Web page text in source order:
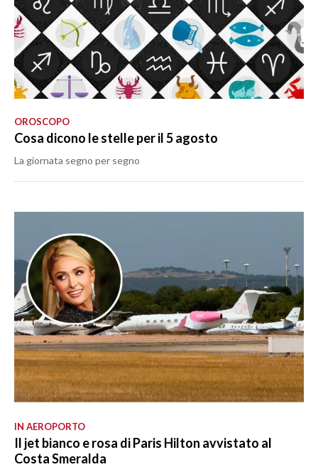
OROSCOPO
Cosa dicono le stelle per il 5 agosto
La giornata segno per segno
IN AEROPORTO
Il jet bianco e rosa di Paris Hilton avvistato al
Costa Smeralda